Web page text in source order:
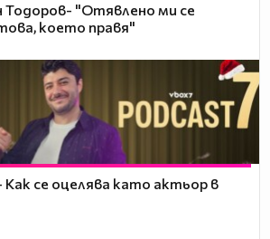
Тодоров- "Отявлено ми се
което правя"
Как се оцелява като актьор в